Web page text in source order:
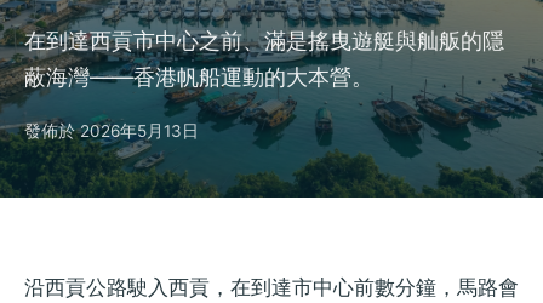
在到達西貢市中心之前、滿是搖曳遊艇與舢舨的隱
蔽海灣——香港帆船運動的大本營。
發佈於 2026年5月13日
沿西貢公路駛入西貢，在到達市中心前數分鐘，馬路會